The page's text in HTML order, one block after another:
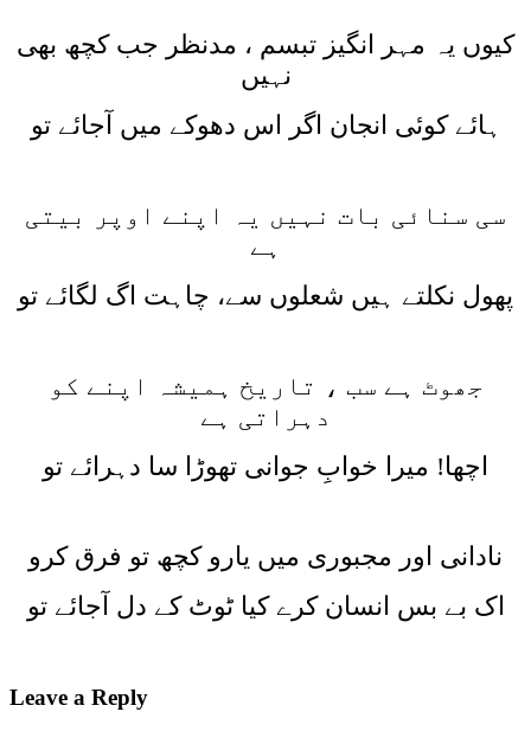
کیوں یہ مہر انگیز تبسم ، مدنظر جب کچھ بھی
نہیں
ہائے کوئی انجان اگر اس دھوکے میں آجائے تو
سی سنائی بات نہیں یہ اپنے اوپر بیتی
ہے
پھول نکلتے ہیں شعلوں سے، چاہت اگ لگائے تو
جھوٹ ہے سب ، تاریخ ہمیشہ اپنے کو
دہراتی ہے
اچھا! میرا خوابِ جوانی تھوڑا سا دہرائے تو
نادانی اور مجبوری میں یارو کچھ تو فرق کرو
اک بے بس انسان کرے کیا ٹوٹ کے دل آجائے تو
Leave a Reply